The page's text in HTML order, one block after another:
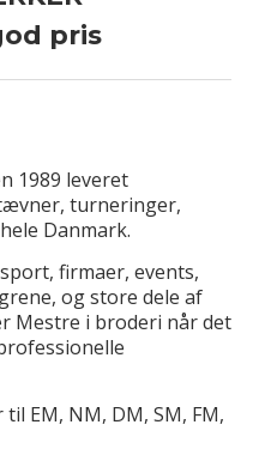
pris
1989 leveret
turneringer,
Danmark.
firmaer, events,
og store dele af
Mestre i broderi når det
EM, NM, DM, SM, FM,